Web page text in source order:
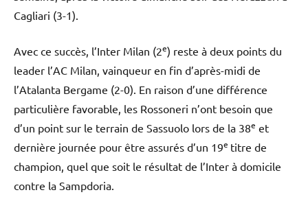
Cagliari (3-1).
Avec ce succès, l’Inter Milan (2e) reste à deux points du
leader l’AC Milan, vainqueur en fin d’après-midi de
l’Atalanta Bergame (2-0). En raison d’une différence
particulière favorable, les Rossoneri n’ont besoin que
d’un point sur le terrain de Sassuolo lors de la 38e et
dernière journée pour être assurés d’un 19e titre de
champion, quel que soit le résultat de l’Inter à domicile
contre la Sampdoria.